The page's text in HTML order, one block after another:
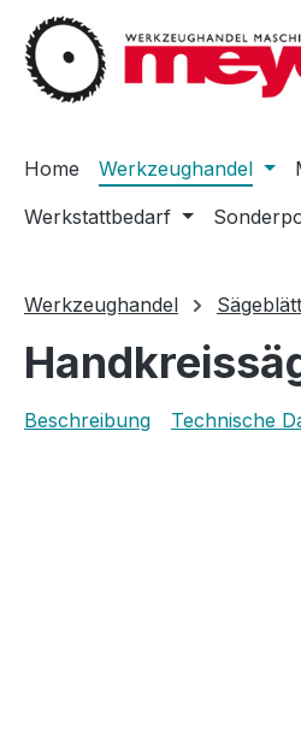
Hauptinhalt springen
Zur Suche springen
Zur Hauptnavigation
Home Werkzeughandel
Werkstattbedarf
Werkzeughandel
Beschreibung Technische